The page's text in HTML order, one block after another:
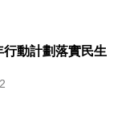
動計劃落實民生